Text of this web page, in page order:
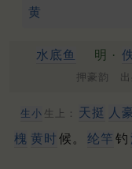
黄
水底鱼 明 ·
押豪韵 出
生小 生上： 天挺 人
槐 黄时 候。 纶竿 钓